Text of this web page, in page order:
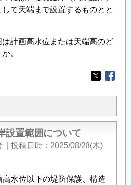
て天端まで設置するものとと
計画高水位または天端高のど
。
Opens in
設置範囲について
投稿日時
2025/08/28(木)
高水位以下の堤防保護、構造